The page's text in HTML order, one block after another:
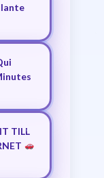
TILL